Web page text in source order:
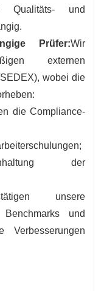
Qualitäts- und
Prüfer:Wir
externen
wobei die
die Compliance-
der
unsere
und
Verbesserungen